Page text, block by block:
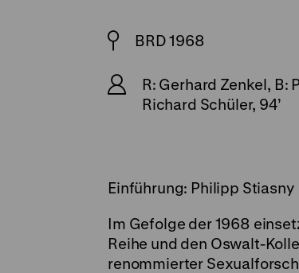
BRD 1968
R: Gerhard Zenkel, B:
Richard Schüler, 94’
Einführung: Philipp Stiasny
Im Gefolge der 1968
Reihe und den Oswalt-
renommierter